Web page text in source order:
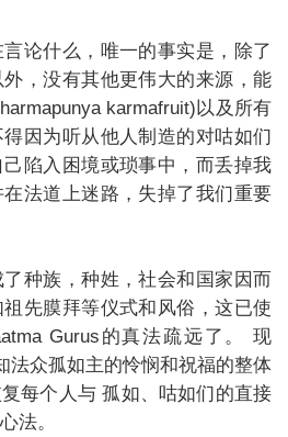
论什么，唯一的事实是，除了
，没有其他更伟大的来源，能
karmafruit)以及所有
因为听从他人制造的对咕如们
陷入困境或琐事中，而丢掉我
法道上迷路，失掉了我们重要
种族，种姓，社会和国家因而
先膜拜等仪式和风俗，这已使
Gurus的真法疏远了。 现
众孤如主的怜悯和祝福的整体
每个人与 孤如、咕如们的直接
法。